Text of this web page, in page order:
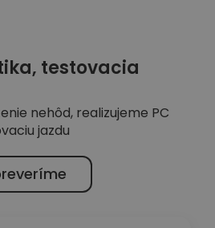
testovacia
nehôd, realizujeme PC
jazdu